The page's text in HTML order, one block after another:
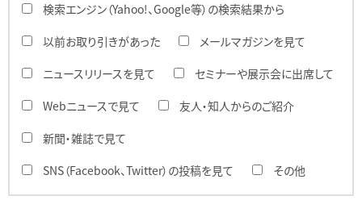
検索エンジン（Yahoo!、Google等）の検索結果から
以前お取り引きがあった
メールマガジンを見て
ニュースリリースを見て
セミナーや展示会に出席して
Webニュースで見て
友人・知人からのご紹介
新聞・雑誌で見て
SNS（Facebook、Twitter）の投稿を見て
その他